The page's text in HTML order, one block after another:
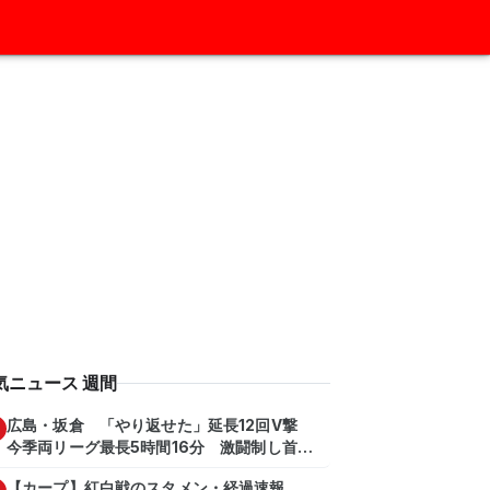
ニュース 週間
広島・坂倉 「やり返せた」延長12回V撃
今季両リーグ最長5時間16分 激闘制し首位